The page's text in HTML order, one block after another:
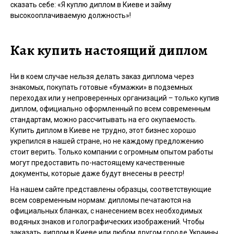
сказать себе: «Я куплю диплом в Киеве и займу
высокооплачиваемую должность»!
Как купить настоящий диплом
Ни в коем случае нельзя делать заказ диплома через
знакомых, покупать готовые «бумажки» в подземных
переходах или у непроверенных организаций – только купив
диплом, официально оформленный по всем современным
стандартам, можно рассчитывать на его окупаемость.
Купить диплом в Киеве не трудно, этот бизнес хорошо
укрепился в нашей стране, но не каждому предложению
стоит верить. Только компании с огромным опытом работы
могут предоставить по-настоящему качественные
документы, которые даже будут внесены в реестр!
На нашем сайте представлены образцы, соответствующие
всем современным нормам: дипломы печатаются на
официальных бланках, с нанесением всех необходимых
водяных знаков и голографических изображений. Чтобы